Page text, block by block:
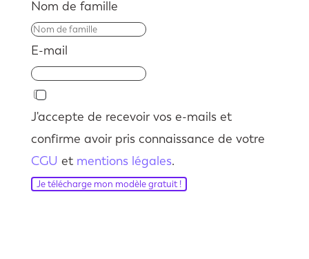
Nom de famille
E-mail
J'accepte de recevoir vos e-mails et
confirme avoir pris connaissance de votre
CGU et mentions légales.
Je télécharge mon modèle gratuit !